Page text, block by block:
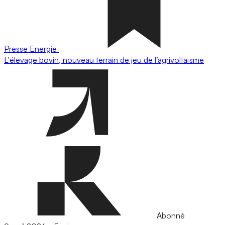
Presse Energie
L'élevage bovin, nouveau terrain de jeu de l’agrivoltaïsme
Abonné